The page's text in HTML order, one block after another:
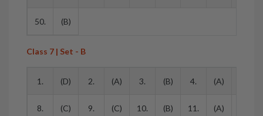
50. (B)
Class 7 | Set - B
1. (D) 2. (A) 3. (B) 4. (A)
8. (C) 9. (C) 10. (B) 11. (A)